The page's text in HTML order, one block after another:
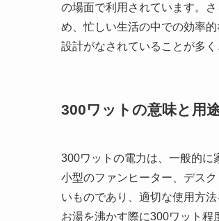
の場面で利用されています。
め、忙しい生活の中での効率
設計がなされていることが多
300ワットの意味と用
300ワットの電力は、一般的に
小型のファンヒーター、デス
いものであり、適切な使用方
お湯を沸かす際に300ワット